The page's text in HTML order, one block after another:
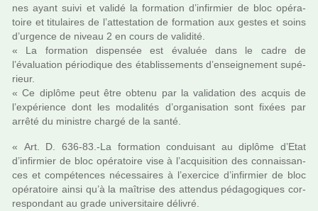
nes ayant suivi et validé la for­ma­tion d’infir­mier de bloc opé­ra­
toire et titu­lai­res de l’attes­ta­tion de for­ma­tion aux gestes et soins
d’urgence de niveau 2 en cours de vali­dité.
« La for­ma­tion dis­pen­sée est évaluée dans le cadre de
l’évaluation pério­di­que des établissements d’ensei­gne­ment supé­
rieur.
« Ce diplôme peut être obtenu par la vali­da­tion des acquis de
l’expé­rience dont les moda­li­tés d’orga­ni­sa­tion sont fixées par
arrêté du minis­tre chargé de la santé.
« Art. D. 636-83.-La for­ma­tion condui­sant au diplôme d’Etat
d’infir­mier de bloc opé­ra­toire vise à l’acqui­si­tion des connais­san­
ces et com­pé­ten­ces néces­sai­res à l’exer­cice d’infir­mier de bloc
opé­ra­toire ainsi qu’à la maî­trise des atten­dus péda­go­gi­ques cor­
res­pon­dant au grade uni­ver­si­taire déli­vré.